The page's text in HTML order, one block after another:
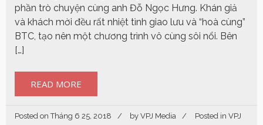
phần trò chuyện cùng anh Đỗ Ngọc Hưng. Khán giả
và khách mời đều rất nhiệt tình giao lưu và “hoà cùng”
BTC, tạo nên một chương trình vô cùng sôi nổi. Bên
[…]
READ MORE
Posted onTháng 6 25, 2018 by VPJ Media Posted in VPJ